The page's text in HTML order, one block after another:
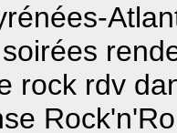
rock rdv